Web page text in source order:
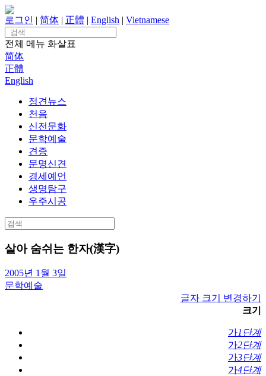
Skip
to
content
로그인 | 简体 | 正體 | English | Vietnamese
Search
for:
전체 메뉴 화살표
简体
正體
English
정견뉴스
천음
신전문화
문학예술
견증
문명신견
경세예언
생명탐구
우주시공
Search
for:
살아 숨쉬는 한자(漢字)
2005년 1월 3일
문학예술
글자 크기 변경하기
크기
가1단계
가2단계
가3단계
가4단계